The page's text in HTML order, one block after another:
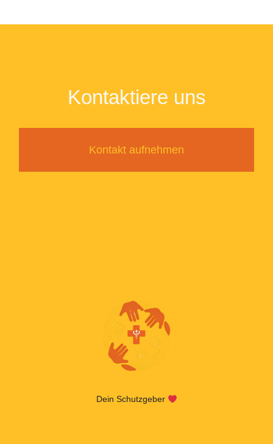
Kontaktiere uns
Kontakt aufnehmen
Dein Schutzgeber